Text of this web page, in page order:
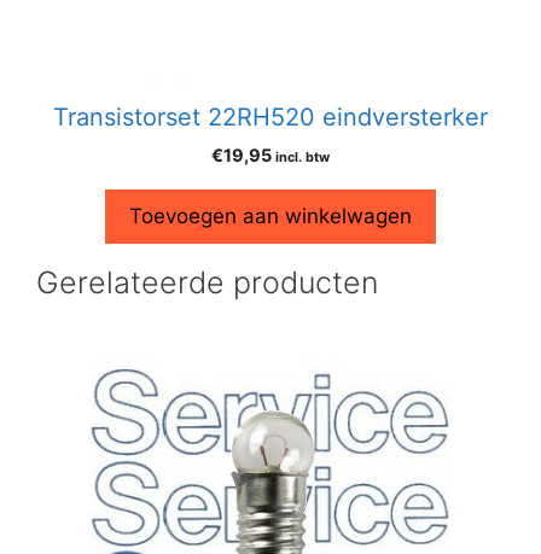
Transistorset 22RH520 eindversterker
€19,95 incl. btw
Toevoegen aan winkelwagen
Gerelateerde producten